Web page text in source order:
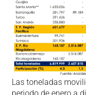
Las toneladas
periodo de enero a